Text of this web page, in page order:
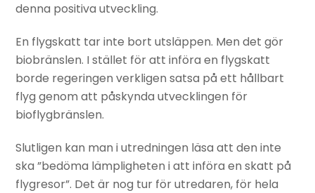
denna positiva utveckling.
En flygskatt tar inte bort utsläppen. Men det gör
biobränslen. I stället för att införa en flygskatt
borde regeringen verkligen satsa på ett hållbart
flyg genom att påskynda utvecklingen för
bioflygbränslen.
Slutligen kan man i utredningen läsa att den inte
ska ”bedöma lämpligheten i att införa en skatt på
flygresor”. Det är nog tur för utredaren, för hela